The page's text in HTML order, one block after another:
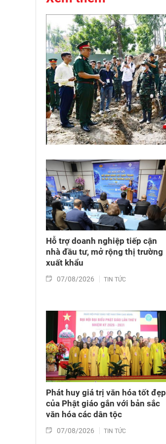
Hỗ trợ doanh nghiệp tiếp cận
nhà đầu tư, mở rộng thị trường
xuất khẩu
07/08/2026 TIN TỨC
Phát huy giá trị văn hóa tốt đẹp
của Phật giáo gắn với bản sắc
văn hóa các dân tộc
07/08/2026 TIN TỨC